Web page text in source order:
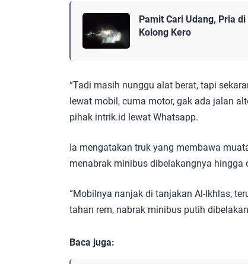
Pamit Cari Udang, Pria
Kolong Kero
“Tadi masih nunggu alat berat, tapi
lewat mobil, cuma motor, gak ada jalan
pihak intrik.id lewat Whatsapp.
Ia mengatakan truk yang membawa
menabrak minibus dibelakangnya hingga
“Mobilnya nanjak di tanjakan Al-Ikhlas,
tahan rem, nabrak minibus putih
Baca juga: